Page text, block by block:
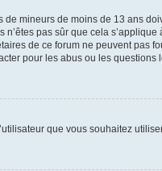
mineurs de moins de 13 ans
pas sûr que cela s’applique
de ce forum ne peuvent pas
pour les abus ou les questions
que vous souhaitez